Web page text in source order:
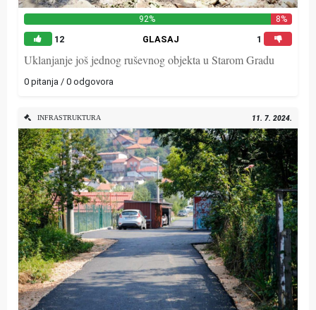
92% 8%
12 GLASAJ 1
Uklanjanje još jednog ruševnog objekta u Starom Gradu
0 pitanja / 0 odgovora
INFRASTRUKTURA 11. 7. 2024.